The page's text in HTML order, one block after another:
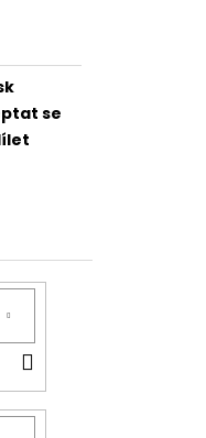
se
KOŠÍKU